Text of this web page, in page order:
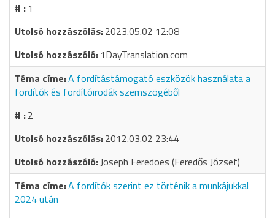
1
2023.05.02 12:08
1DayTranslation.com
A fordítástámogató eszközök használata a
fordítók és fordítóirodák szemszögéből
2
2012.03.02 23:44
Joseph Feredoes (Feredős József)
A fordítók szerint ez történik a munkájukkal
2024 után